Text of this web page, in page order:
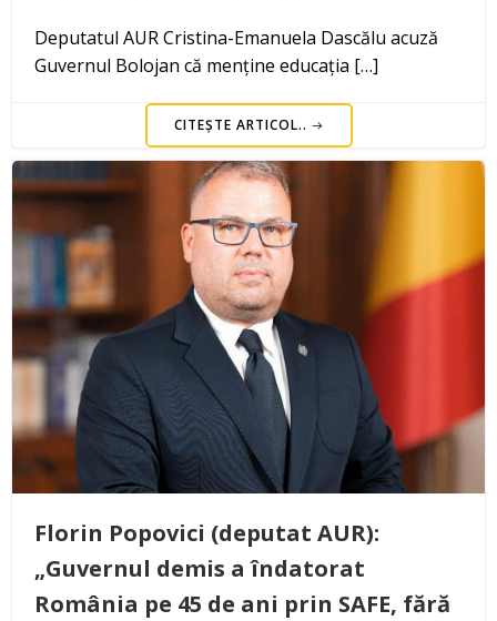
Deputatul AUR Cristina-Emanuela Dascălu acuză
Guvernul Bolojan că menține educația […]
CITEȘTE ARTICOL..
Florin Popovici (deputat AUR):
„Guvernul demis a îndatorat
România pe 45 de ani prin SAFE, fără